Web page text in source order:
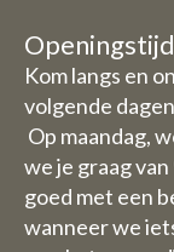
Kom langs en
volgende
Op maandag,
we je graag
goed met een
wanneer we